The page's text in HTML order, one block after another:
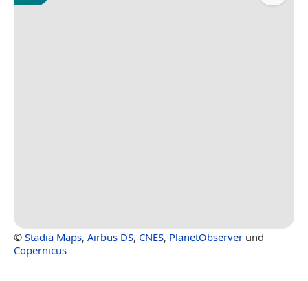
© Stadia Maps, Airbus DS, CNES, PlanetObserver und
Copernicus